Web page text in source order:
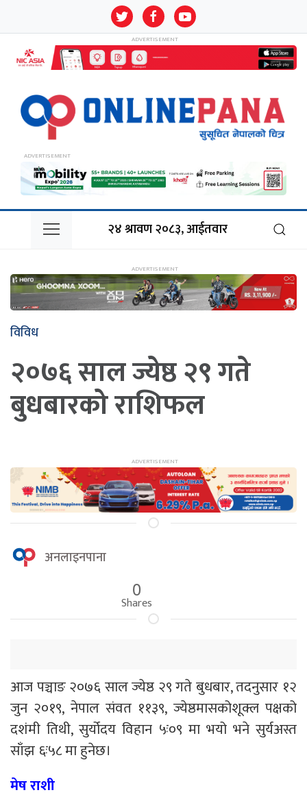
२४ श्रावण २०८३, आईतवार
विविध
२०७६ साल ज्येष्ठ २९ गते
बुधबारको राशिफल
अनलाइनपाना
0
Shares
आज पञ्चाङ २०७६ साल ज्येष्ठ २९ गते बुधबार, तदनुसार १२
जुन २०१९, नेपाल संवत ११३९, ज्येष्ठमासकोशूक्ल पक्षको
दशंमी तिथी, सुर्योदय विहान ५ः०९ मा भयो भने सुर्यअस्त
साँझ ६ः५८ मा हुनेछ।
मेष राशी